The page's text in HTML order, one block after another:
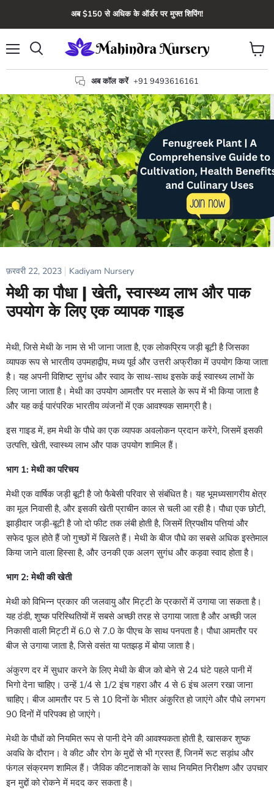
अब $150 से अधिक के ऑर्डर पर मुफ्त शिपिंग!
अब कॉल करें +91 9493616161
कार्ट
देंखे
फ़रवरी 22, 2023 Kadiyam Nursery
मेथी का पौधा | खेती, स्वास्थ्य लाभ और पाक
उपयोग के लिए एक व्यापक गाइड
मेथी, जिसे मेथी के नाम से भी जाना जाता है, एक लोकप्रिय जड़ी बूटी है जिसका
व्यापक रूप से भारतीय उपमहाद्वीप, मध्य पूर्व और उत्तरी अफ्रीका में उपयोग किया जाता
है। यह अपनी विशिष्ट सुगंध और स्वाद के साथ-साथ इसके कई स्वास्थ्य लाभों के
लिए जाना जाता है। मेथी का उपयोग आमतौर पर मसाले के रूप में भी किया जाता है
और यह कई पारंपरिक भारतीय व्यंजनों में एक आवश्यक सामग्री है।
इस गाइड में, हम मेथी के पौधे का एक व्यापक अवलोकन प्रदान करेंगे, जिसमें इसकी
उत्पत्ति, खेती, स्वास्थ्य लाभ और पाक उपयोग शामिल हैं।
भाग 1: मेथी का परिचय
मेथी एक वार्षिक जड़ी बूटी है जो फैबेसी परिवार से संबंधित है। यह भूमध्यसागरीय क्षेत्र
का मूल निवासी है, और इसकी खेती प्राचीन काल से चली आ रही है। पौधा एक छोटी,
झाड़ीदार जड़ी-बूटी है जो दो फीट तक लंबी होती है, जिसमें त्रिपक्षीय पत्तियां और
सफेद फूल होते हैं जो गुच्छों में खिलते हैं। मेथी के बीज पौधे का सबसे अधिक इस्तेमाल
किया जाने वाला हिस्सा है, और उनकी एक अलग सुगंध और कड़वा स्वाद होता है।
भाग 2: मेथी की खेती
मेथी को विभिन्न प्रकार की जलवायु और मिट्टी के प्रकारों में उगाया जा सकता है।
यह ठंडी, शुष्क परिस्थितियों में सबसे अच्छी तरह से उगाया जाता है और अच्छी जल
निकासी वाली मिट्टी में 6.0 से 7.0 के पीएच के साथ पनपता है। पौधा आमतौर पर
बीज से उगाया जाता है, जिसे वसंत या पतझड़ में बोया जाता है।
अंकुरण दर में सुधार करने के लिए मेथी के बीज को बोने से 24 घंटे पहले पानी में
भिगो देना चाहिए। उन्हें 1/4 से 1/2 इंच गहरा और 4 से 6 इंच अलग रखा जाना
चाहिए। बीज आमतौर पर 5 से 10 दिनों के भीतर अंकुरित हो जाएंगे और पौधे लगभग
90 दिनों में परिपक्व हो जाएंगे।
मेथी के पौधों को नियमित रूप से पानी देने की आवश्यकता होती है, खासकर शुष्क
अवधि के दौरान। वे कीट और रोग के मुद्दों से भी ग्रस्त हैं, जिनमें रूट सड़ांध और
फंगल संक्रमण शामिल हैं। जैविक कीटनाशकों के साथ नियमित निरीक्षण और उपचार
इन मुद्दों को रोकने में मदद कर सकता है।